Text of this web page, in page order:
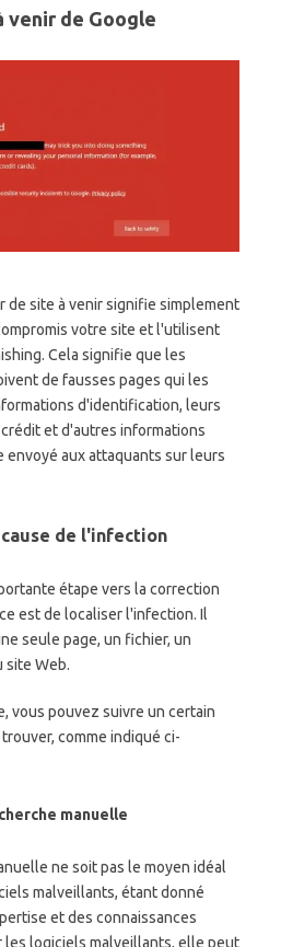
venir de Google
de site à venir signifie simplement
votre site et l'utilisent
Cela signifie que les
de fausses pages qui les
d'identification, leurs
et d'autres informations
envoyé aux attaquants sur leurs
de l'infection
étape vers la correction
est de localiser l'infection. Il
seule page, un fichier, un
site Web.
vous pouvez suivre un certain
comme indiqué ci-
manuelle
ne soit pas le moyen idéal
malveillants, étant donné
et des connaissances
logiciels malveillants, elle peut